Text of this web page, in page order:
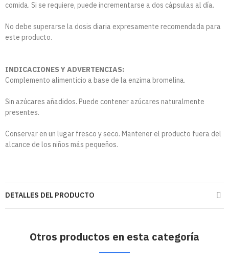
comida. Si se requiere, puede incrementarse a dos cápsulas al día.
No debe superarse la dosis diaria expresamente recomendada para
este producto.
INDICACIONES Y ADVERTENCIAS:
Complemento alimenticio a base de la enzima bromelina.
Sin azúcares añadidos. Puede contener azúcares naturalmente
presentes.
Conservar en un lugar fresco y seco. Mantener el producto fuera del
alcance de los niños más pequeños.
DETALLES DEL PRODUCTO
Otros productos en esta categoría